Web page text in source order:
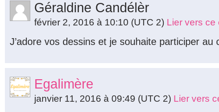
Géraldine Candélèr
février 2, 2016 à 10:10 (UTC 2) Lier vers ce
J’adore vos dessins et je souhaite participer au
Egalimère
janvier 11, 2016 à 09:49 (UTC 2) Lier vers